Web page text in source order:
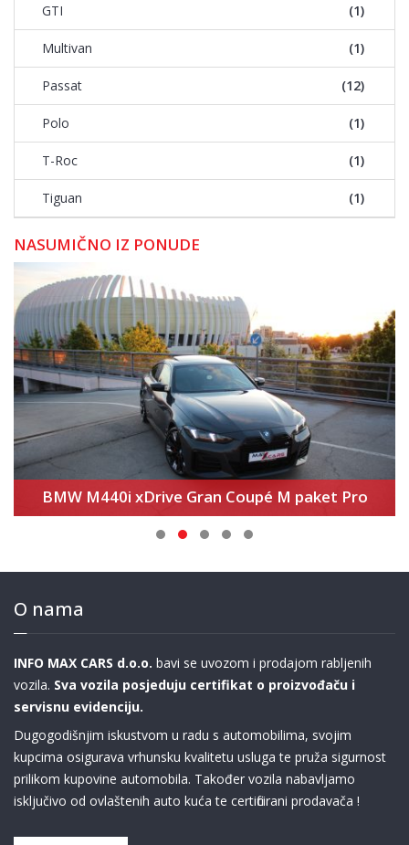
GTI (1)
Multivan (1)
Passat (12)
Polo (1)
T-Roc (1)
Tiguan (1)
NASUMIČNO IZ PONUDE
BMW M440i xDrive Gran Coupé M paket Pro
O nama
INFO MAX CARS d.o.o. bavi se uvozom i prodajom rabljenih
vozila. Sva vozila posjeduju certifikat o proizvođaču i
servisnu evidenciju.
Dugogodišnjim iskustvom u radu s automobilima, svojim
kupcima osigurava vrhunsku kvalitetu usluga te pruža sigurnost
prilikom kupovine automobila. Također vozila nabavljamo
isključivo od ovlaštenih auto kuća te certificirani prodavača !